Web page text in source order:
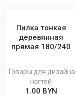
Пилка тонкая
деревянная
прямая 180/240
Товары для дизайна
ногтей
1.00 BYN